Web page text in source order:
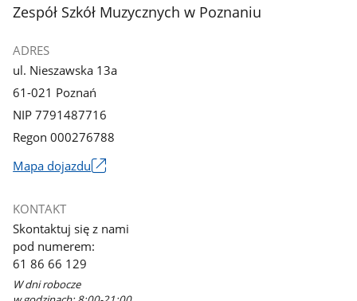
stopka
Zespół Szkół Muzycznych w Poznaniu
ADRES
ul. Nieszawska 13a
61-021 Poznań
NIP 7791487716
Regon 000276788
Mapa dojazdu
się
w
nowym
oknie
KONTAKT
Skontaktuj się z nami
pod numerem:
61 86 66 129
W dni robocze